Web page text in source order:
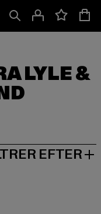
LYLE &
EFTER